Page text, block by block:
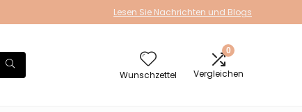
Lesen Sie Nachrichten und Blogs
Wunschzettel
0
Vergleichen